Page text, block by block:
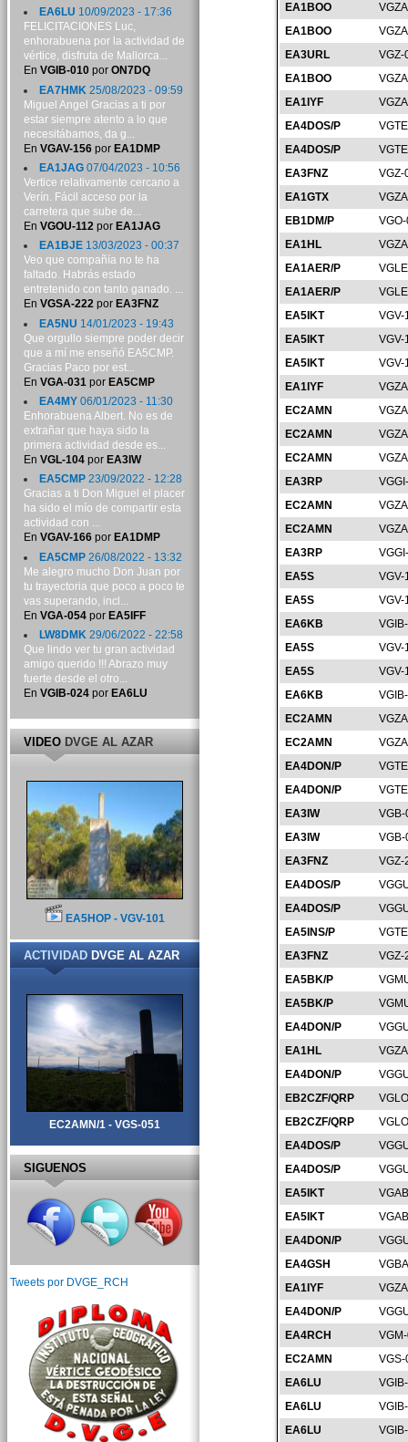
EA1BOO
EA1BOO
EA3URL
VGZ-
EA1BOO
EA1IYF
EA4DOS/P
EA4DOS/P
EA3FNZ
VGZ-
EA1GTX
EB1DM/P
EA1HL
EA1AER/P
EA1AER/P
EA5IKT
VGV-
EA5IKT
VGV-
EA5IKT
VGV-
EA1IYF
EC2AMN
EC2AMN
EC2AMN
EA3RP
EC2AMN
EC2AMN
EA3RP
EA5S
VGV-
EA5S
VGV-
EA6KB
EA5S
VGV-
EA5S
VGV-
EA6KB
EC2AMN
EC2AMN
EA4DON/P
EA4DON/P
EA3IW
EA3IW
EA3FNZ
VGZ-
EA4DOS/P
EA4DOS/P
EA5INS/P
EA3FNZ
VGZ-
EA5BK/P
EA5BK/P
EA4DON/P
EA1HL
EA4DON/P
EB2CZF/QRP
EB2CZF/QRP
EA4DOS/P
EA4DOS/P
EA5IKT
EA5IKT
EA4DON/P
EA4GSH
EA1IYF
EA4DON/P
EA4RCH
EC2AMN
EA6LU
EA6LU
EA6LU
EA6LU 10/09/2023 - 17:36
FELICITACIONES Luc,
enhorabuena por la actividad de
vértice, disfruta de Mallorca...
En VGIB-010por ON7DQ
EA7HMK 25/08/2023 - 09:59
Miguel Angel Gracias a ti por
estar siempre atento a lo que
necesitábamos, da g...
En VGAV-156por EA1DMP
EA1JAG07/04/2023 - 10:56
Vertice relativamente cercano a
Verín. Fácil acceso por la
carretera que sube de...
En VGOU-112por EA1JAG
EA1BJE13/03/2023 - 00:37
Veo que compañía no te ha
faltado. Habrás estado
entretenido con tanto ganado. ...
En VGSA-222por EA3FNZ
EA5NU 14/01/2023 - 19:43
Que orgullo siempre poder decir
que a mí me enseñó EA5CMP.
Gracias Paco por est...
En VGA-031 por EA5CMP
EA4MY06/01/2023 - 11:30
Enhorabuena Albert. No es de
extrañar que haya sido la
primera actividad desde es...
En VGL-104por EA3IW
EA5CMP23/09/2022 - 12:28
Gracias a ti Don Miguel el placer
ha sido el mío de compartir esta
actividad con ...
En VGAV-166por EA1DMP
EA5CMP26/08/2022 - 13:32
Me alegro mucho Don Juan por
tu trayectoria que poco a poco te
vas superando, incl...
En VGA-054por EA5IFF
LW8DMK29/06/2022 - 22:58
Que lindo ver tu gran actividad
amigo querido !!! Abrazo muy
fuerte desde el otro...
En VGIB-024por EA6LU
VIDEODVGE AL AZAR
EA5HOP - VGV-101
ACTIVIDADDVGE AL AZAR
EC2AMN/1 - VGS-051
SIGUENOS
Tweets por DVGE_RCH